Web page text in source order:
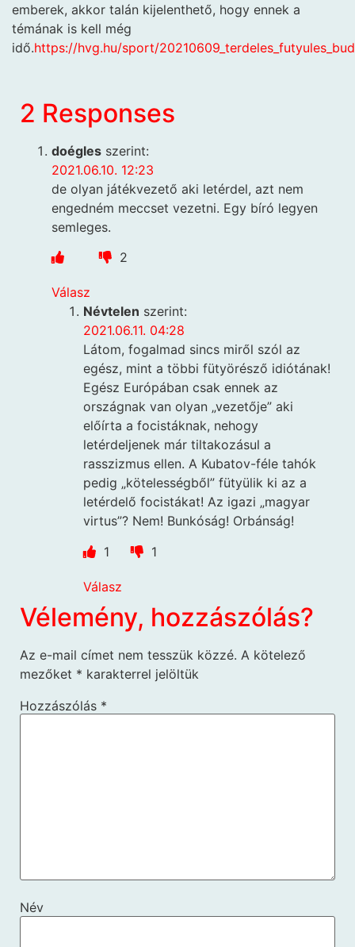
emberek, akkor talán kijelenthető, hogy ennek a
témának is kell még
idő.https://hvg.hu/sport/
2 Responses
doégles szerint:
2021.06.10. 12:23
de olyan játékvezető aki letérdel, azt nem
engedném meccset vezetni. Egy bíró legyen
semleges.
2
Válasz
Névtelen szerint:
2021.06.11. 04:28
Látom, fogalmad sincs miről szól az
egész, mint a többi fütyörésző idiótának!
Egész Európában csak ennek az
országnak van olyan „vezetője” aki
előírta a focistáknak, nehogy
letérdeljenek már tiltakozásul a
rasszizmus ellen. A Kubatov-féle tahók
pedig „kötelességből” fütyülik ki az a
letérdelő focistákat! Az igazi „magyar
virtus”? Nem! Bunkóság! Orbánság!
1
1
Válasz
Vélemény, hozzászólás?
Az e-mail címet nem tesszük közzé. A kötelező
mezőket * karakterrel jelöltük
Hozzászólás *
Név